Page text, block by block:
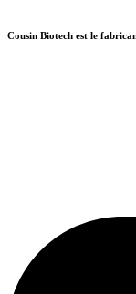
au
Cousin Biotech est le